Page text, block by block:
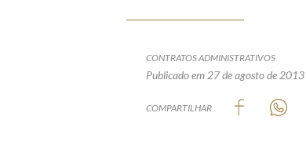
CONTRATOS ADMINISTRATIVOS
Publicado em 27 de agosto de 2013
COMPARTILHAR